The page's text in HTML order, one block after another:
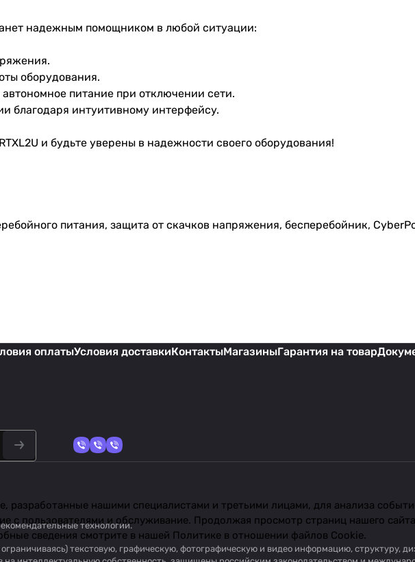
надежным помощником в любой ситуации:
оборудования.
питание при отключении сети.
благодаря интуитивному интерфейсу.
и будьте уверены в надежности своего оборудования!
питания, защита от скачков напряжения, бесперебойник,
оплатыУсловия доставкиКонтактыМагазиныГарантия на товар
технологии.
текстовую, графическую, фотографическую и видео информацию,
разработанные нашими специалистами и третьими лицами, для анализа
с пользователями и обслуживание. Продолжая просмотр страниц нашего
сведения смотрите в нашей Политике в отношении файлов Cookie.